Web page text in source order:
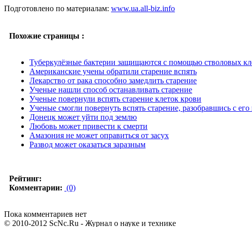
Подготовлено по материалам: www.ua.all-biz.info
Похожие страницы :
Туберкулёзные бактерии защищаются с помощью стволовых
Американские учены обратили старение вспять
Лекарство от рака способно замедлить старение
Ученые нашли способ останавливать старение
Ученые повернули вспять старение клеток крови
Ученые смогли повернуть вспять старение, разобравшись с
Донецк может уйти под землю
Любовь может привести к смерти
Амазония не может оправиться от засух
Развод может оказаться заразным
Рейтинг:
Комментарии: (0)
Пока комментариев нет
© 2010-2012 ScNc.Ru - Журнал о науке и технике